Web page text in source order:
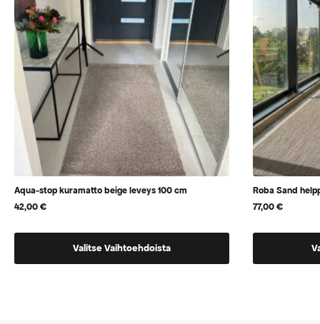
sivulla
Aqua-stop kuramatto beige leveys 100 cm
42,00€
Valitse Vaihtoehdoista
tuotteella
Roba Sand
77,00€
tuotteella